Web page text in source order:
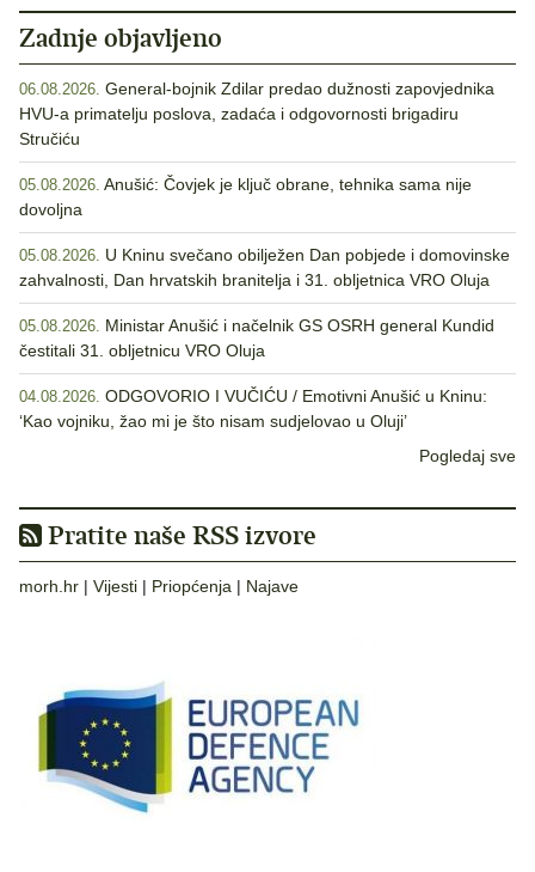
Zadnje objavljeno
06.08.2026. General-bojnik Zdilar predao dužnosti zapovjednika
HVU-a primatelju poslova, zadaća i odgovornosti brigadiru
Stručiću
05.08.2026. Anušić: Čovjek je ključ obrane, tehnika sama nije
dovoljna
05.08.2026. U Kninu svečano obilježen Dan pobjede i domovinske
zahvalnosti, Dan hrvatskih branitelja i 31. obljetnica VRO Oluja
05.08.2026. Ministar Anušić i načelnik GS OSRH general Kundid
čestitali 31. obljetnicu VRO Oluja
04.08.2026. ODGOVORIO I VUČIĆU / Emotivni Anušić u Kninu:
‘Kao vojniku, žao mi je što nisam sudjelovao u Oluji’
Pogledaj sve
Pratite naše RSS izvore
morh.hr | Vijesti | Priopćenja | Najave